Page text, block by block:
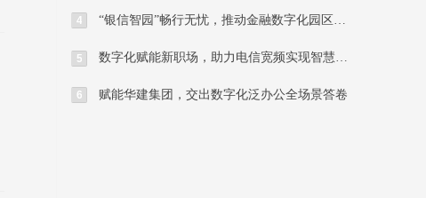
“银信智园”畅行无忧，推动金融数字化园区新突破-通行篇
数字化赋能新职场，助力电信宽频实现智慧办公升级！
赋能华建集团，交出数字化泛办公全场景答卷